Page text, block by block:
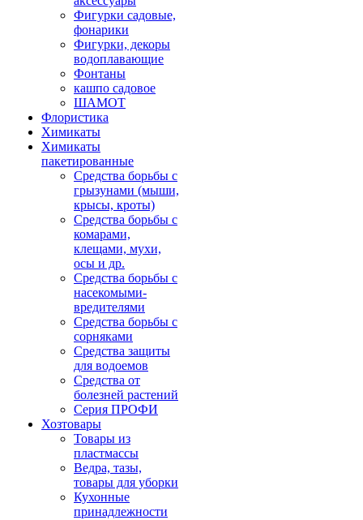
Фигурки садовые,
фонарики
Фигурки, декоры
водоплавающие
Фонтаны
кашпо садовое
ШАМОТ
Флористика
Химикаты
Химикаты
пакетированные
Средства борьбы с
грызунами (мыши,
крысы, кроты)
Средства борьбы с
комарами,
клещами, мухи,
осы и др.
Средства борьбы с
насекомыми-
вредителями
Средства борьбы с
сорняками
Средства защиты
для водоемов
Средства от
болезней растений
Серия ПРОФИ
Хозтовары
Товары из
пластмассы
Ведра, тазы,
товары для уборки
Кухонные
принадлежности